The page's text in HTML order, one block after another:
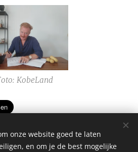
KobeLand
onze website goed te laten
en om je de best mogelijke